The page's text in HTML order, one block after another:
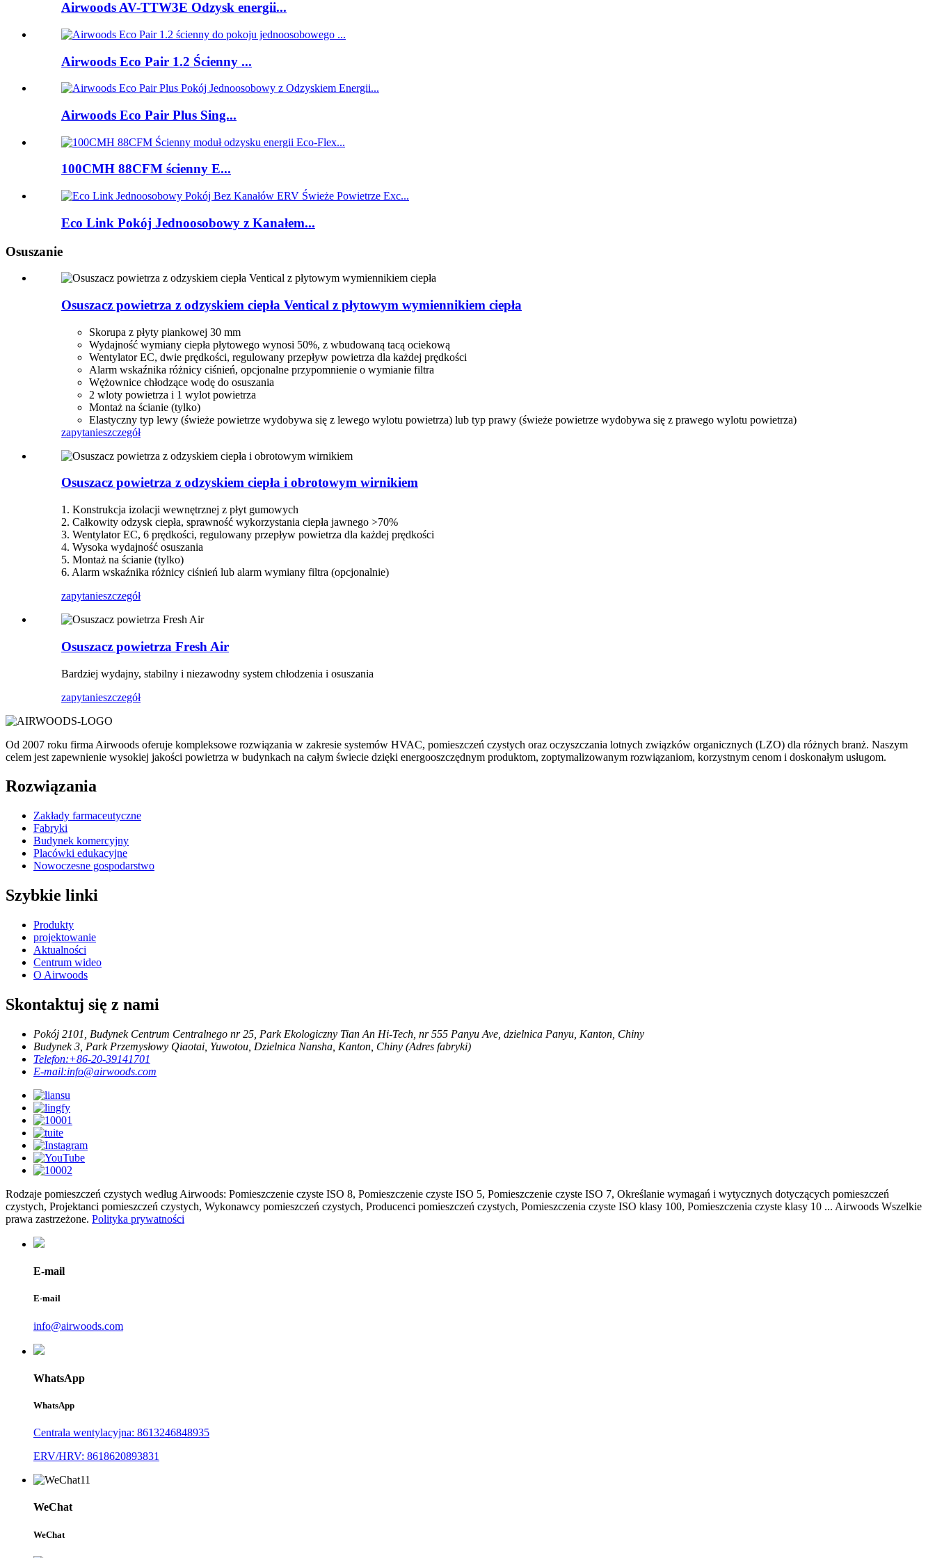
Airwoods AV-TTW3E Odzysk energii...
Airwoods Eco Pair 1.2 Ścienny ...
Airwoods Eco Pair Plus Sing...
100CMH 88CFM ścienny E...
Eco Link Pokój Jednoosobowy z Kanałem...
Osuszanie
Osuszacz powietrza z odzyskiem ciepła Ventical z płytowym wymiennikiem ciepła
Skorupa z płyty piankowej 30 mm
Wydajność wymiany ciepła płytowego wynosi 50%, z wbudowaną tacą ociekową
Wentylator EC, dwie prędkości, regulowany przepływ powietrza dla każdej prędkości
Alarm wskaźnika różnicy ciśnień, opcjonalne przypomnienie o wymianie filtra
Wężownice chłodzące wodę do osuszania
2 wloty powietrza i 1 wylot powietrza
Montaż na ścianie (tylko)
Elastyczny typ lewy (świeże powietrze wydobywa się z lewego wylotu powietrza) lub typ prawy (świeże powietrze wydobywa się z prawego wylotu powietrza)
zapytanieszczegół
Osuszacz powietrza z odzyskiem ciepła i obrotowym wirnikiem
1. Konstrukcja izolacji wewnętrznej z płyt gumowych
2. Całkowity odzysk ciepła, sprawność wykorzystania ciepła jawnego >70%
3. Wentylator EC, 6 prędkości, regulowany przepływ powietrza dla każdej prędkości
4. Wysoka wydajność osuszania
5. Montaż na ścianie (tylko)
6. Alarm wskaźnika różnicy ciśnień lub alarm wymiany filtra (opcjonalnie)
zapytanieszczegół
Osuszacz powietrza Fresh Air
Bardziej wydajny, stabilny i niezawodny system chłodzenia i osuszania
zapytanieszczegół
Od 2007 roku firma Airwoods oferuje kompleksowe rozwiązania w zakresie systemów HVAC, pomieszczeń czystych oraz oczyszczania lotnych związków organicznych (LZO) dla różnych branż. Naszym
celem jest zapewnienie wysokiej jakości powietrza w budynkach na całym świecie dzięki energooszczędnym produktom, zoptymalizowanym rozwiązaniom, korzystnym cenom i doskonałym usługom.
Rozwiązania
Zakłady farmaceutyczne
Fabryki
Budynek komercyjny
Placówki edukacyjne
Nowoczesne gospodarstwo
Szybkie linki
Produkty
projektowanie
Aktualności
Centrum wideo
O Airwoods
Skontaktuj się z nami
Pokój 2101, Budynek Centrum Centralnego nr 25, Park Ekologiczny Tian An Hi-Tech, nr 555 Panyu Ave, dzielnica Panyu, Kanton, Chiny
Budynek 3, Park Przemysłowy Qiaotai, Yuwotou, Dzielnica Nansha, Kanton, Chiny (Adres fabryki)
Telefon:+86-20-39141701
E-mail:info@airwoods.com
Rodzaje pomieszczeń czystych według Airwoods: Pomieszczenie czyste ISO 8, Pomieszczenie czyste ISO 5, Pomieszczenie czyste ISO 7, Określanie wymagań i wytycznych dotyczących pomieszczeń
czystych, Projektanci pomieszczeń czystych, Wykonawcy pomieszczeń czystych, Producenci pomieszczeń czystych, Pomieszczenia czyste ISO klasy 100, Pomieszczenia czyste klasy 10 ... Airwoods Wszelkie
prawa zastrzeżone. Polityka prywatności
E-mail
E-mail
info@airwoods.com
WhatsApp
WhatsApp
Centrala wentylacyjna: 8613246848935
ERV/HRV: 8618620893831
WeChat
WeChat